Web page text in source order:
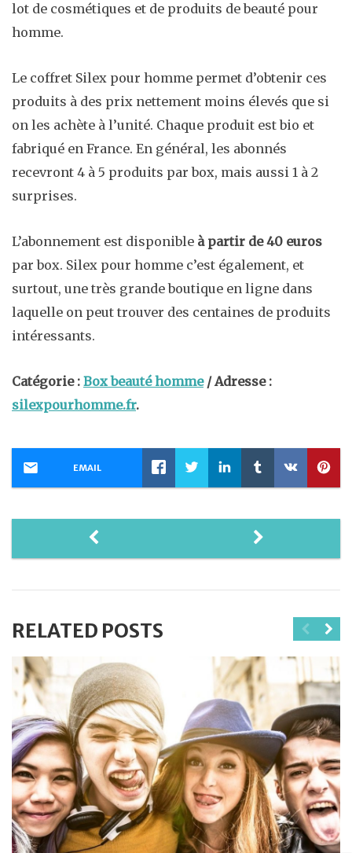
lot de cosmétiques et de produits de beauté pour
homme.
Le coffret Silex pour homme permet d’obtenir ces
produits à des prix nettement moins élevés que si
on les achète à l’unité. Chaque produit est bio et
fabriqué en France. En général, les abonnés
recevront 4 à 5 produits par box, mais aussi 1 à 2
surprises.
L’abonnement est disponible à partir de 40 euros
par box. Silex pour homme c’est également, et
surtout, une très grande boutique en ligne dans
laquelle on peut trouver des centaines de produits
intéressants.
Catégorie : Box beauté homme/ Adresse :
silexpourhomme.fr.
EMAIL
RELATED POSTS